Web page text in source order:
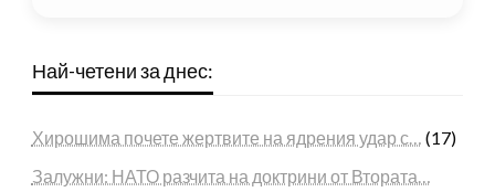
Най-четени за днес:
Хирошима почете жертвите на ядрения удар с… (17)
Залужни: НАТО разчита на доктрини от Втората…